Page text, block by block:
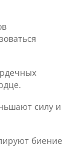
силу и
биение